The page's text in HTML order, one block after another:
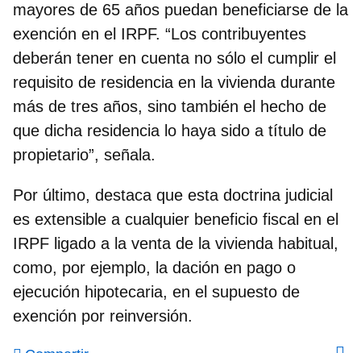
mayores de 65 años puedan beneficiarse de la
exención en el IRPF. “Los contribuyentes
deberán tener en cuenta no sólo el cumplir el
requisito de residencia en la vivienda durante
más de tres años, sino también el hecho de
que dicha residencia lo haya sido a título de
propietario”, señala.
Por último, destaca que esta doctrina judicial
es extensible a cualquier beneficio fiscal en el
IRPF ligado a la venta de la vivienda habitual,
como, por ejemplo, la dación en pago o
ejecución hipotecaria, en el supuesto de
exención por reinversión.